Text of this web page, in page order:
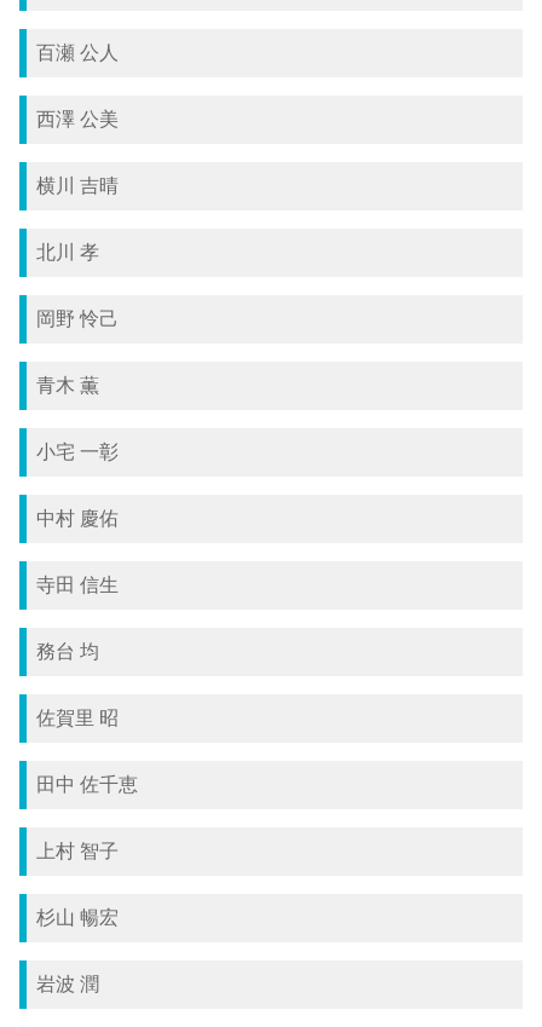
百瀬 公人
西澤 公美
横川 吉晴
北川 孝
岡野 怜己
青木 薫
小宅 一彰
中村 慶佑
寺田 信生
務台 均
佐賀里 昭
田中 佐千恵
上村 智子
杉山 暢宏
岩波 潤